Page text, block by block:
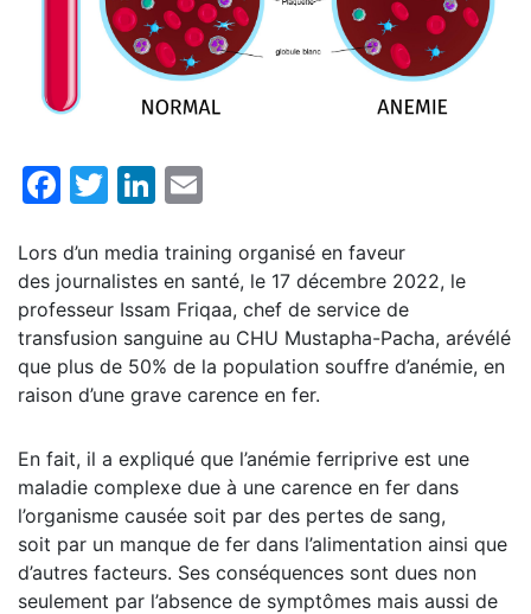
Facebook
TwitterLinkedIn
Lors d’un media training organisé en faveur
des journalistes en santé, le 17 décembre 2022, le
professeur Issam Friqaa, chef de service de
transfusion sanguine au CHU Mustapha-Pacha, arévélé
que plus de 50% de la population souffre d’anémie, en
raison d’une grave carence en fer.
En fait, il a expliqué que l’anémie ferriprive est une
maladie complexe due à une carence en fer dans
l’organisme causée soit par des pertes de sang,
soit par un manque de fer dans l’alimentation ainsi que
d’autres facteurs. Ses conséquences sont dues non
seulement par l’absence de symptômes mais aussi de